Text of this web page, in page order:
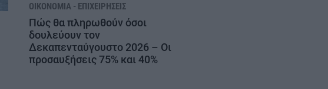
ΟΙΚΟΝΟΜΊΑ - ΕΠΙΧΕΙΡΉΣΕΙΣ
Πώς θα πληρωθούν όσοι
δουλεύουν τον
Δεκαπενταύγουστο 2026 – Οι
προσαυξήσεις 75% και 40%